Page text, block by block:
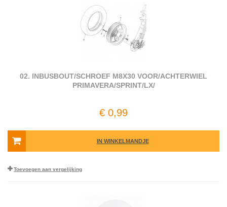
02. INBUSBOUT/SCHROEF M8X30 VOOR/ACHTERWIEL
PRIMAVERA/SPRINT/LX/
€ 0,99
IN WINKELMANDJE
Toevoegen aan vergelijking